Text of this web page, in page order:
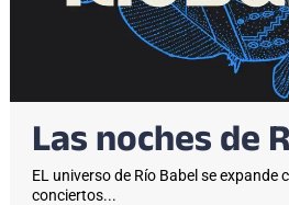
Las noches de
EL universo de Río Babel se expande
conciertos...